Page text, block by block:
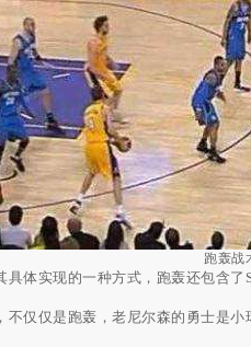
跑轰战
体实现的一种方式，跑轰还包含
不仅仅是跑轰，老尼尔森的勇士是